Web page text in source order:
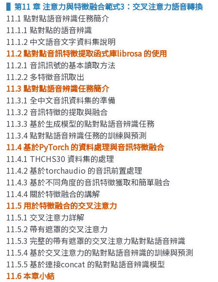
▌第11 章 注意力與特徵融合範式3：交叉注意力語音轉換
11.1 點對點語音辨識任務簡介
11.1.1 點對點的語音辨識
11.1.2 中文語音文字資料集說明
11.2 點對點音訊特徵提取函式庫librosa 的使用
11.2.1 音訊訊號的基本讀取方法
11.2.2 多特徵音訊取出
11.3 點對點語音辨識任務簡介
11.3.1 全中文音訊資料集的準備
11.3.2 音訊特徵的提取與融合
11.3.3 基於生成模型的點對點語音辨識任務
11.3.4 點對點語音辨識任務的訓練與預測
11.4 基於PyTorch 的資料處理與音訊特徵融合
11.4.1 THCHS30 資料集的處理
11.4.2 基於torchaudio 的音訊前置處理
11.4.3 基於不同角度的音訊特徵獲取和簡單融合
11.4.4 關於特徵融合的講解
11.5 用於特徵融合的交叉注意力
11.5.1 交叉注意力詳解
11.5.2 帶有遮罩的交叉注意力
11.5.3 完整的帶有遮罩的交叉注意力點對點語音辨識
11.5.4 基於交叉注意力的點對點語音辨識的訓練與預測
11.5.5 基於連接concat 的點對點語音辨識模型
11.6 本章小結